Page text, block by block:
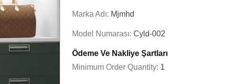
Marka Adı: Mjmhd
Model Numarası: Cyld-002
Ödeme Ve Nakliye Şartları
Minimum Order Quantity: 1